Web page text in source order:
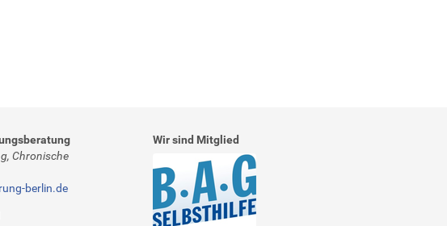
Chronische
berlin.de
Wir sind Mitglied